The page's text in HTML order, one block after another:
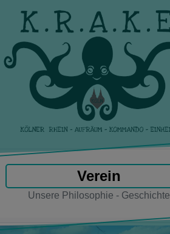
Verein
Unsere Philosophie - Geschichte